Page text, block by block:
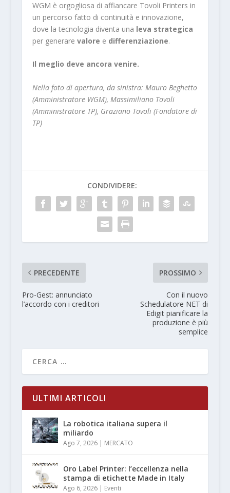
WGM è orgogliosa di affiancare Tovoli Printers in
un percorso fatto di continuità e innovazione,
dove la tecnologia diventa una leva strategica
per generare valore e differenziazione.
Il meglio deve ancora venire.
Nella foto di apertura, da sinistra: Mauro Beghetto
(Amministratore WGM), Massimiliano Tovoli
(Amministratore TP), Graziano Tovoli (Fondatore di
TP)
CONDIVIDERE:
PRECEDENTE
Pro-Gest: annunciato
l’accordo con i creditori
PROSSIMO
Con il nuovo
Schedulatore NET di
Edigit pianificare la
produzione è più
semplice
ULTIMI ARTICOLI
La robotica italiana supera il
miliardo
Ago 7, 2026| MERCATO
Oro Label Printer: l’eccellenza nella
stampa di etichette Made in Italy
Ago 6, 2026| Eventi